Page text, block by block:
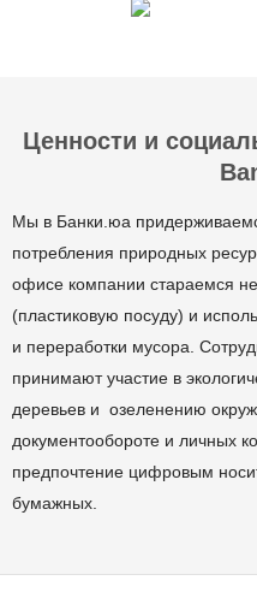
Ценности и
Мы в Банки.юа
потребления природных
офисе компании стараемся
(пластиковую посуду) и
и переработки мусора.
принимают участие в
деревьев и озеленению
документообороте и личных
предпочтение цифровым
бумажных.